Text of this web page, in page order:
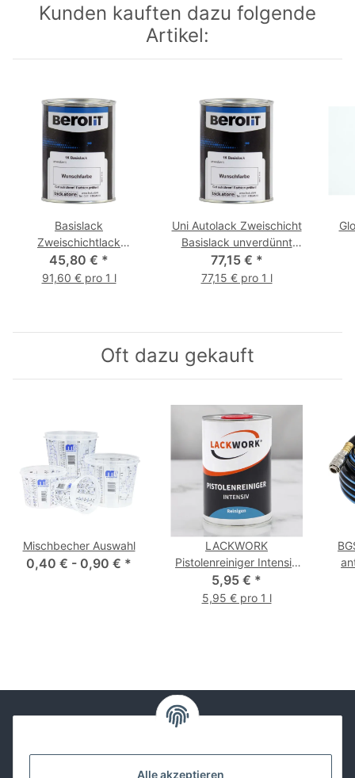
Alle akzeptieren
Kunden kauften dazu folgende
Artikel:
Basislack
Zweischichtlack
unverdünnt 500 ml
45,80 € *
91,60 € pro 1 l
Uni Autolack Zweischicht
Basislack unverdünnt
1000 ml
77,15 € *
77,15 € pro 1 l
Oft dazu gekauft
Mischbecher Auswahl
0,40 € - 0,90 € *
LACKWORK
Pistolenreiniger Intensiv
1,0 L
5,95 € *
5,95 € pro 1 l